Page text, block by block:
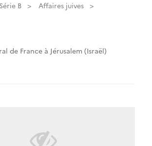
Série B
Affaires juives
de France à Jérusalem (Israël)